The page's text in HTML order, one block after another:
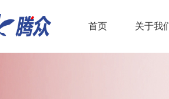
首页 关于我